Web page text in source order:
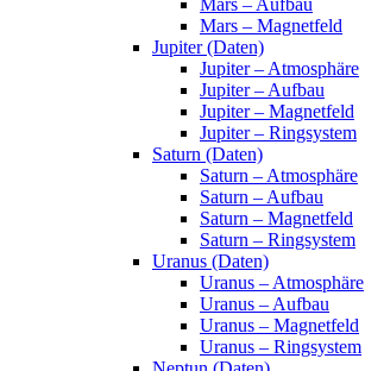
Mars – Magnetfeld
Jupiter (Daten)
Jupiter – Atmosphäre
Jupiter – Aufbau
Jupiter – Magnetfeld
Jupiter – Ringsystem
Saturn (Daten)
Saturn – Atmosphäre
Saturn – Aufbau
Saturn – Magnetfeld
Saturn – Ringsystem
Uranus (Daten)
Uranus – Atmosphäre
Uranus – Aufbau
Uranus – Magnetfeld
Uranus – Ringsystem